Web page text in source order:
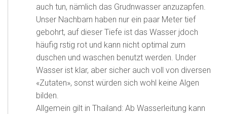
auch tun, nämlich das Grudnwasser anzuzapfen.
Unser Nachbarn haben nur ein paar Meter tief
gebohrt, auf dieser Tiefe ist das Wasser jdoch
häufig rstig rot und kann nicht optimal zum
duschen und waschen benutzt werden. Under
Wasser ist klar, aber sicher auch voll von diversen
«Zutaten», sonst würden sich wohl keine Algen
bilden.
Allgemein gilt in Thailand: Ab Wasserleitung kann